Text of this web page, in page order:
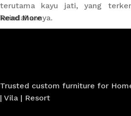
terutama kayu jati, yang
keindahannya.
perhatian terhadap
menggabungkan tradisi ukir
Read More
Trusted custom furniture for
| Vila | Resort